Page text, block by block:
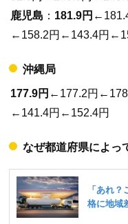
鹿児島 ： 181.9円
←158.2円←143.4円
沖縄局
177.9円 ←177.2円
←141.4円←152.4円
なぜ都道府県によっ